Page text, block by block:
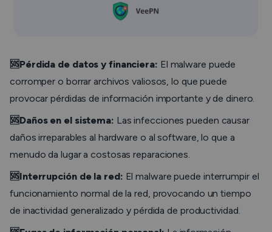
🆘Pérdida de datos y financiera: El malware puede
corromper o borrar archivos valiosos, lo que puede
provocar pérdidas de información importante y de dinero.
🆘Daños en el sistema: Las infecciones pueden causar
daños irreparables al hardware o al software, lo que a
menudo da lugar a costosas reparaciones.
🆘Interrupción de la red: El malware puede interrumpir el
funcionamiento normal de la red, provocando un tiempo
de inactividad generalizado y pérdida de productividad.